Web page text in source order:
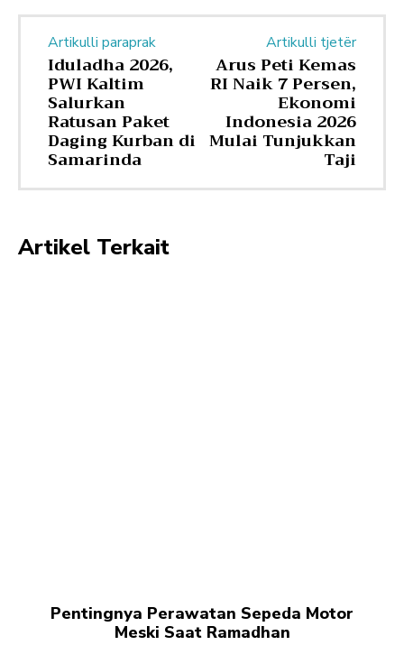
Artikulli paraprak
Iduladha 2026,
PWI Kaltim
Salurkan
Ratusan Paket
Daging Kurban di
Samarinda
Artikulli tjetër
Arus Peti Kemas
RI Naik 7 Persen,
Ekonomi
Indonesia 2026
Mulai Tunjukkan
Taji
Artikel Terkait
Pentingnya Perawatan Sepeda Motor
Meski Saat Ramadhan